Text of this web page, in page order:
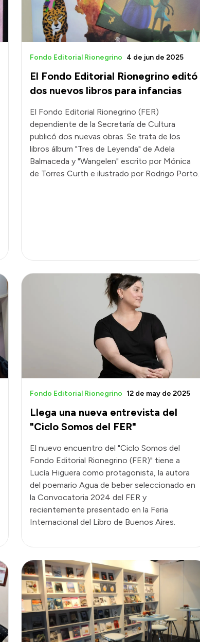
El Fondo Editorial Rionegrino editó
dos nuevos libros para infancias
Fondo Editorial Rionegrino 4 de jun de 2025
El Fondo Editorial Rionegrino (FER)
dependiente de la Secretaría de Cultura
publicó dos nuevas obras. Se trata de los
libros álbum "Tres de Leyenda" de Adela
Balmaceda y "Wangelen" escrito por Mónica
de Torres Curth e ilustrado por Rodrigo Porto.
Llega una nueva entrevista del
"Ciclo Somos del FER"
Fondo Editorial Rionegrino 12 de may de 2025
El nuevo encuentro del "Ciclo Somos del
Fondo Editorial Rionegrino (FER)" tiene a
Lucía Higuera como protagonista, la autora
del poemario Agua de beber seleccionado en
la Convocatoria 2024 del FER y
recientemente presentado en la Feria
Internacional del Libro de Buenos Aires.